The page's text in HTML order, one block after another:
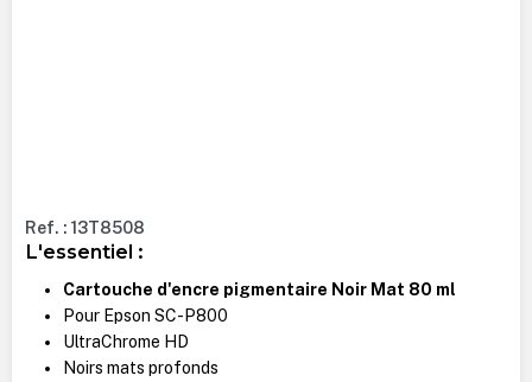
Ref. : 13T8508
L'essentiel :
Cartouche d'encre pigmentaire Noir Mat 80 ml
Pour Epson SC-P800
UltraChrome HD
Noirs mats profonds